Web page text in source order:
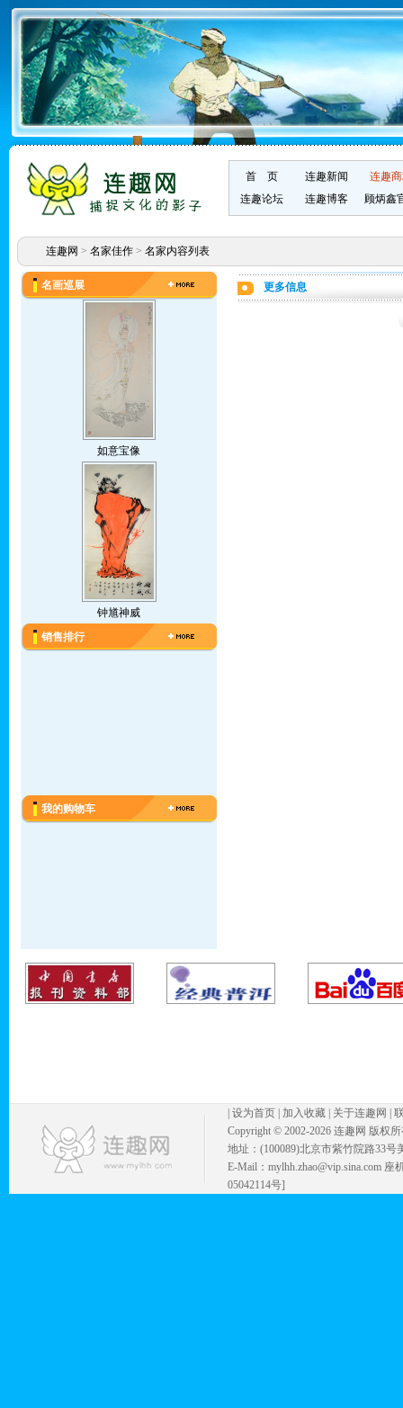
首 页 连趣新闻
连趣
连趣论坛
连趣博客 顾炳鑫
连趣网 > 名家佳作> 名家内容列表
名画巡展
如意宝像
钟馗神威
销售排行
我的购物车
更多信息
设为首页 加入收藏 关于连趣网
Copyright © 2002-2026 连趣网 版权
地址：(100089)北京市紫竹院路33号
E-Mail：mylhh.zhao@vip.sina.com
05042114号]